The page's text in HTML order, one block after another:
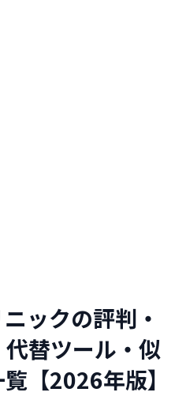
ックの評判・
替ツール・似
【2026年版】